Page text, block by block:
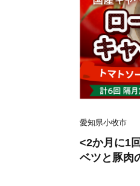
愛知県小牧市
<2か月に1
ベツと豚肉